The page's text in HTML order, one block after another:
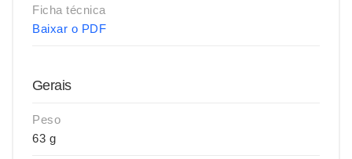
Ficha técnica
Baixar o PDF
Gerais
Peso
63 g